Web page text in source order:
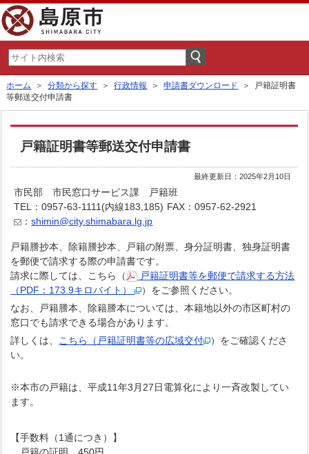
ホーム ＞分類から探す ＞行政情報 ＞申請書ダウンロード
＞ 戸籍証明書
等郵送交付申請書
戸籍証明書等郵送交付申請書
最終更新日：2025年2月10日
市民部 市民窓口サービス課 戸籍班
TEL：0957-63-1111(内線183,185) FAX：0957-62-2921
：shimin@city.shimabara.lg.jp
戸籍謄抄本、除籍謄抄本、戸籍の附票、身分証明書、独身証明書
を郵便で請求する際の申請書です。
請求に際しては、こちら（
戸籍証明書等を郵便で請求する方法
（PDF：173.9キロバイト）
）をご参照ください。
なお、戸籍謄本、除籍謄本については、本籍地以外の市区町村の
窓口でも請求できる場合があります。
詳しくは、 こちら（戸籍証明書等の広域交付
）をご確認くださ
い。
※本市の戸籍は、平成11年3月27日電算化により一斉改製してい
ます。
【手数料（1通につき）】